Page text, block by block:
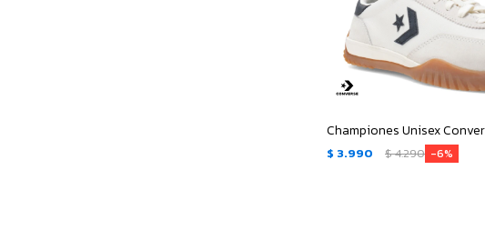
$ 3.990 $4.290 6